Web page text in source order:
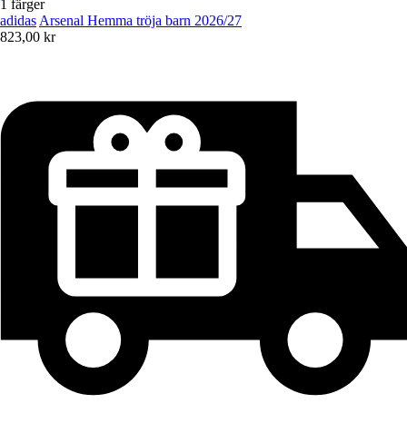
1 färger
adidas Arsenal Hemma tröja barn 2026/27
823,00 kr